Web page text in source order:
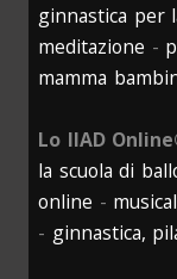
ginnastica per
meditazione -
mamma
Lo IIAD
la scuola di
online -
- ginnastica,